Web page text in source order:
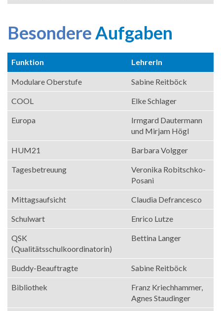
BesondereAufgaben
Funktion LehrerIn
Modulare Oberstufe Sabine Reitböck
COOL Elke Schlager
Europa
Irmgard Dautermann
und Mirjam Högl
HUM21 Barbara Volgger
Tagesbetreuung
Veronika Robitschko-
Posani
Mittagsaufsicht Claudia Defrancesco
Schulwart Enrico Lutze
QSK
(Qualitätsschulkoordinatorin)
Bettina Langer
Buddy-Beauftragte Sabine Reitböck
Bibliothek
Franz Kriechhammer,
Agnes Staudinger